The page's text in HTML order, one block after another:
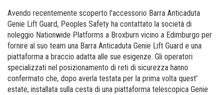
Avendo recentemente scoperto l'accessorio Barra Anticaduta
Genie Lift Guard, Peoples Safety ha contattato la società di
noleggio Nationwide Platforms a Broxburn vicino a Edimburgo per
fornire al suo team una Barra Anticaduta Genie Lift Guard e una
piattaforma a braccio adatta alle sue esigenze. Gli operatori
specializzati nel posizionamento di reti di sicurezza hanno
confermato che, dopo averla testata per la prima volta quest'
estate, installata sulla cesta di una piattaforma telescopica Genie